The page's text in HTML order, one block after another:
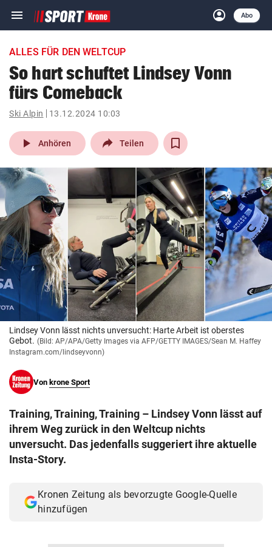
menu Navigation
ein-/ausklappen
account_circle
Anmelden
Abo
close Schließen
account_circle Anmelden
pin_drop
Wien arrow_right
bookmark
search
Suchbegriff
eingeben
© Krone Multimedia GmbH & Co KG 2026
Muthgasse 2, 1190 Wien
ALLES FÜR DEN WELTCUP
So hart schuftet Lindsey Vonn
fürs Comeback
Ski Alpin 13.12.2024 10:03
play_arrow Anhören Teilen
Lindsey Vonn lässt nichts unversucht: Harte Arbeit ist oberstes
Gebot. (Bild: AP/APA/Getty Images via AFP/GETTY IMAGES/Sean M. Haffey
Instagram.com/lindseyvonn)
Von krone Sport
Training, Training, Training – Lindsey Vonn lässt auf
ihrem Weg zurück in den Weltcup nichts
unversucht. Das jedenfalls suggeriert ihre aktuelle
Insta-Story.
Kronen Zeitung als bevorzugte Google-Quelle
hinzufügen